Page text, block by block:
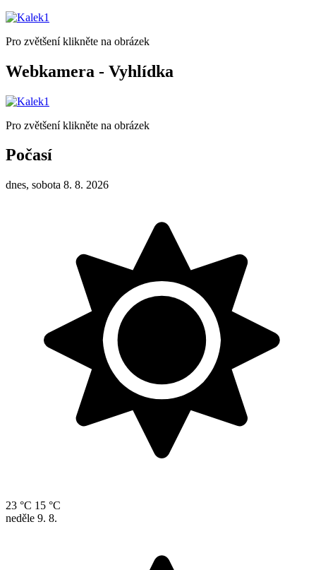
Pro zvětšení klikněte na obrázek
Webkamera - Vyhlídka
Pro zvětšení klikněte na obrázek
Počasí
dnes, sobota 8. 8. 2026
23 °C 15 °C
neděle 9. 8.